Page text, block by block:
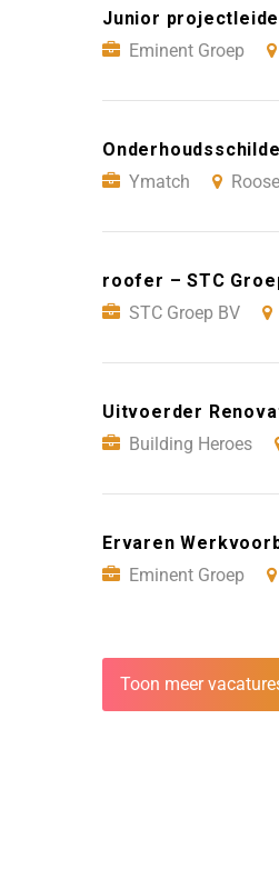
Junior
Eminent Groep
Ymatch
roofer – STC
STC Groep BV
Uitvoerder
Building Heroes
Ervaren
Eminent Groep
Toon meer